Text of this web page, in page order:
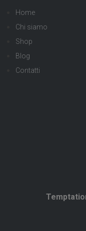
Home
Chi siamo
Shop
Blog
Contatti